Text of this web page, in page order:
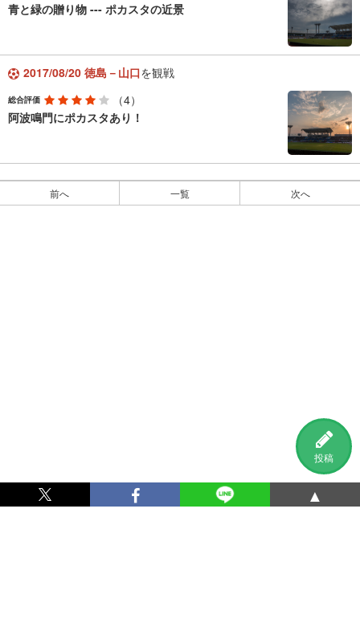
投稿
青と緑の贈り物 --- ポカスタの近景
2017/08/20 徳島－山口を観戦
総合評価
（4）
阿波鳴門にポカスタあり！
前へ 一覧 次へ
▲